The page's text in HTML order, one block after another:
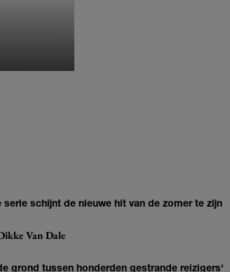
schijnt de nieuwe hit van de zomer te zijn
Van Dale
grond tussen honderden gestrande reizigers'